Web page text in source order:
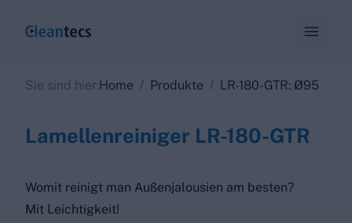

Sie sind hier:Home / Produkte / LR-180-GTR: Ø95
Lamellenreiniger LR-180-GTR
Womit reinigt man Außenjalousien am besten?
Mit Leichtigkeit!